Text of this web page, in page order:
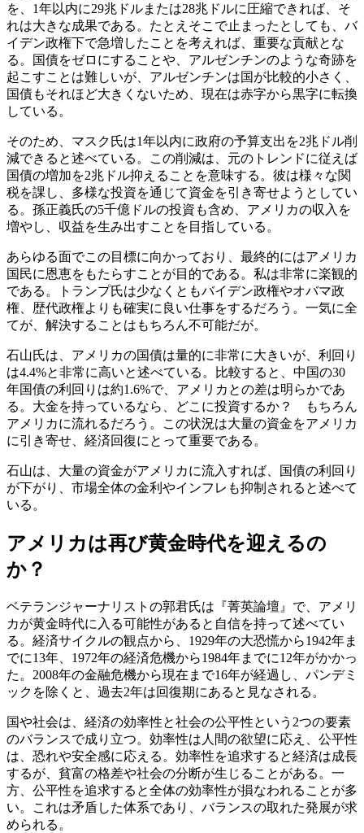
を、1年以内に29兆ドルまたは28兆ドルに圧縮できれば、そ
れは大きな成果である。たとえそこで止まったとしても、バ
イデン政権下で急増したことを考えれば、重要な貢献とな
る。国債をゼロにすることや、アルゼンチンのような奇跡を
起こすことは難しいが、アルゼンチンは国が比較的小さく、
国債もそれほど大きくないため、現在は赤字から黒字に転換
している。
そのため、マスク氏は1年以内に政府の予算支出を2兆ドル削
減できると述べている。この削減は、元のトレンドに従えば
国債の増加を2兆ドル抑えることを意味する。彼は様々な関
税を課し、多様な投資を通じて資金を引き寄せようとしてい
る。孫正義氏の5千億ドルの投資も含め、アメリカの収入を
増やし、収益を生み出すことを目指している。
あらゆる面でこの目標に向かっており、最終的にはアメリカ
国民に恩恵をもたらすことが目的である。私は非常に楽観的
である。トランプ氏は少なくともバイデン政権やオバマ政
権、歴代政権よりも確実に良い仕事をするだろう。一気に全
てが、解決することはもちろん不可能だが。
石山氏は、アメリカの国債は量的に非常に大きいが、利回り
は4.4%と非常に高いと述べている。比較すると、中国の30
年国債の利回りは約1.6%で、アメリカとの差は明らかであ
る。大金を持っているなら、どこに投資するか？ もちろん
アメリカに流れるだろう。この状況は大量の資金をアメリカ
に引き寄せ、経済回復にとって重要である。
石山は、大量の資金がアメリカに流入すれば、国債の利回り
が下がり、市場全体の金利やインフレも抑制されると述べて
いる。
アメリカは再び黄金時代を迎えるの
か？
ベテランジャーナリストの郭君氏は『菁英論壇』で、アメリ
カが黄金時代に入る可能性があると自信を持って述べてい
る。経済サイクルの観点から、1929年の大恐慌から1942年ま
でに13年、1972年の経済危機から1984年までに12年がかかっ
た。2008年の金融危機から現在まで16年が経過し、パンデミ
ックを除くと、過去2年は回復期にあると見なされる。
国や社会は、経済の効率性と社会の公平性という2つの要素
のバランスで成り立つ。効率性は人間の欲望に応え、公平性
は、恐れや安全感に応える。効率性を追求すると経済は成長
するが、貧富の格差や社会の分断が生じることがある。一
方、公平性を追求すると全体の効率性が損なわれることが多
い。これは矛盾した体系であり、バランスの取れた発展が求
められる。